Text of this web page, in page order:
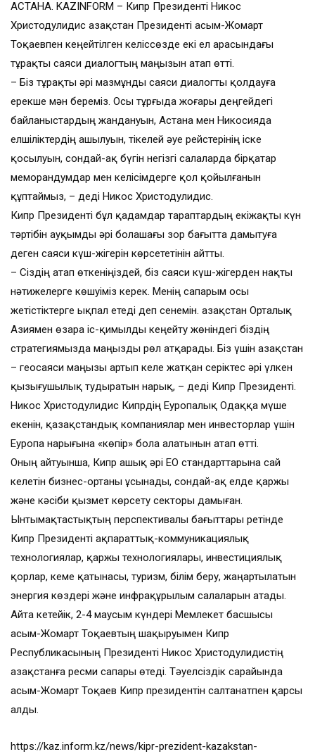
АСТАНА. KAZINFORM – Кипр Президенті Никос
Христодулидис Қазақстан Президенті Қасым-Жомарт
Тоқаевпен кеңейтілген келіссөзде екі ел арасындағы
тұрақты саяси диалогтың маңызын атап өтті.
– Біз тұрақты әрі мазмұнды саяси диалогты қолдауға
ерекше мән береміз. Осы тұрғыда жоғары деңгейдегі
байланыстардың жандануын, Астана мен Никосияда
елшіліктердің ашылуын, тікелей әуе рейстерінің іске
қосылуын, сондай-ақ бүгін негізгі салаларда бірқатар
меморандумдар мен келісімдерге қол қойылғанын
құптаймыз, – деді Никос Христодулидис.
Кипр Президенті бұл қадамдар тараптардың екіжақты күн
тәртібін ауқымды әрі болашағы зор бағытта дамытуға
деген саяси күш-жігерін көрсететінін айтты.
– Сіздің атап өткеніңіздей, біз саяси күш-жігерден нақты
нәтижелерге көшуіміз керек. Менің сапарым осы
жетістіктерге ықпал етеді деп сенемін. Қазақстан Орталық
Азиямен өзара іс-қимылды кеңейту жөніндегі біздің
стратегиямызда маңызды рөл атқарады. Біз үшін Қазақстан
– геосаяси маңызы артып келе жатқан серіктес әрі үлкен
қызығушылық тудыратын нарық, – деді Кипр Президенті.
Никос Христодулидис Кипрдің Еуропалық Одаққа мүше
екенін, қазақстандық компаниялар мен инвесторлар үшін
Еуропа нарығына «көпір» бола алатынын атап өтті.
Оның айтуынша, Кипр ашық әрі ЕО стандарттарына сай
келетін бизнес-ортаны ұсынады, сондай-ақ елде қаржы
және кәсіби қызмет көрсету секторы дамыған.
Ынтымақтастықтың перспективалы бағыттары ретінде
Кипр Президенті ақпараттық-коммуникациялық
технологиялар, қаржы технологиялары, инвестициялық
қорлар, кеме қатынасы, туризм, білім беру, жаңартылатын
энергия көздері және инфрақұрылым салаларын атады.
Айта кетейік, 2-4 маусым күндері Мемлекет басшысы
Қасым-Жомарт Тоқаевтың шақыруымен Кипр
Республикасының Президенті Никос Христодулидистің
Қазақстанға ресми сапары өтеді. Тәуелсіздік сарайында
Қасым-Жомарт Тоқаев Кипр президентін салтанатпен қарсы
алды.
https://kaz.inform.kz/news/kipr-prezident-kazakstan-